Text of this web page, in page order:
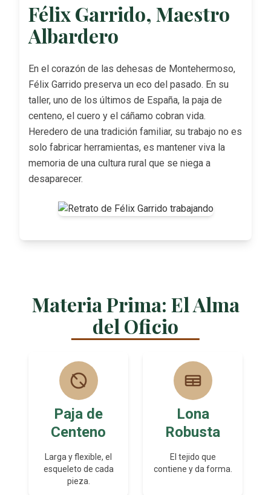
Félix Garrido, Maestro
Albardero
En el corazón de las dehesas de Montehermoso,
Félix Garrido preserva un eco del pasado. En su
taller, uno de los últimos de España, la paja de
centeno, el cuero y el cáñamo cobran vida.
Heredero de una tradición familiar, su trabajo no es
solo fabricar herramientas, es mantener viva la
memoria de una cultura rural que se niega a
desaparecer.
Materia Prima: El Alma
del Oficio
Paja de
Centeno
Larga y flexible, el
esqueleto de cada
pieza.
Lona
Robusta
El tejido que
contiene y da forma.